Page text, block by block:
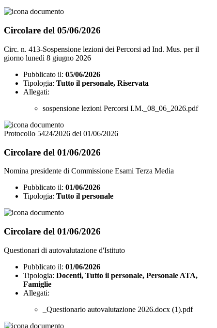
Circolare del 05/06/2026
Circ. n. 413-Sospensione lezioni dei Percorsi ad Ind. Mus. per il
giorno lunedì 8 giugno 2026
Pubblicato il: 05/06/2026
Tipologia: Tutto il personale, Riservata
Allegati:
sospensione lezioni Percorsi I.M._08_06_2026.pdf
Protocollo 5424/2026 del 01/06/2026
Circolare del 01/06/2026
Nomina presidente di Commissione Esami Terza Media
Pubblicato il: 01/06/2026
Tipologia: Tutto il personale
Circolare del 01/06/2026
Questionari di autovalutazione d'Istituto
Pubblicato il: 01/06/2026
Tipologia: Docenti, Tutto il personale, Personale ATA,
Famiglie
Allegati:
_Questionario autovalutazione 2026.docx (1).pdf